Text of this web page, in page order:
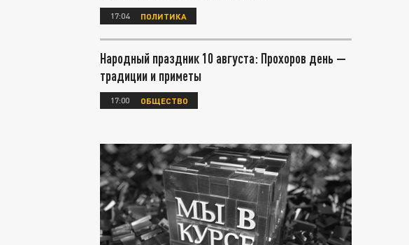
17:04 ПОЛИТИКА
Народный праздник 10 августа: Прохоров день —
традиции и приметы
17:00 ОБЩЕСТВО